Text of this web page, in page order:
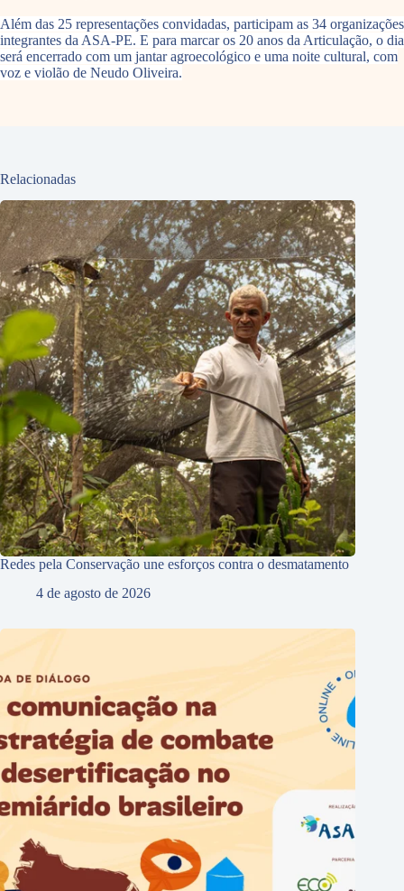
Além das 25 representações convidadas, participam as 34 organizações
integrantes da ASA-PE. E para marcar os 20 anos da Articulação, o dia
será encerrado com um jantar agroecológico e uma noite cultural, com
voz e violão de Neudo Oliveira.
Relacionadas
Redes pela Conservação une esforços contra o desmatamento
4 de agosto de 2026